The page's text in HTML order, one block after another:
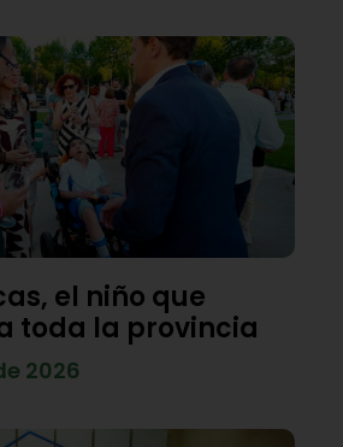
el niño que
toda la provincia
2026